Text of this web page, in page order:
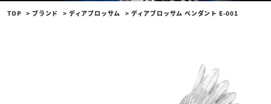
TOP ブランド ディアブロッサム ディアブロッサム ペンダント E-001